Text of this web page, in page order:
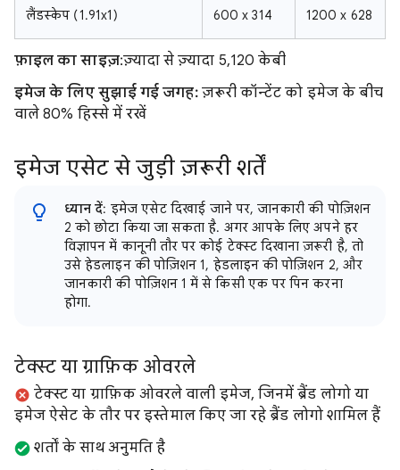
लैंडस्केप (1.91x1) 600 x 314 1200 x 628
फ़ाइल का साइज़:ज़्यादा से ज़्यादा 5,120 केबी
इमेज के लिए सुझाई गई जगह: ज़रूरी कॉन्टेंट को इमेज के बीच
वाले 80% हिस्से में रखें
इमेज एसेट से जुड़ी ज़रूरी शर्तें
ध्यान दें: इमेज एसेट दिखाई जाने पर, जानकारी की पोज़िशन
2 को छोटा किया जा सकता है. अगर आपके लिए अपने हर
विज्ञापन में कानूनी तौर पर कोई टेक्स्ट दिखाना ज़रूरी है, तो
उसे हेडलाइन की पोज़िशन 1, हेडलाइन की पोज़िशन 2, और
जानकारी की पोज़िशन 1 में से किसी एक पर पिन करना
होगा.
टेक्स्ट या ग्राफ़िक ओवरले
टेक्स्ट या ग्राफ़िक ओवरले वाली इमेज, जिनमें ब्रैंड लोगो या
इमेज ऐसेट के तौर पर इस्तेमाल किए जा रहे ब्रैंड लोगो शामिल हैं
शर्तों के साथ अनुमति है